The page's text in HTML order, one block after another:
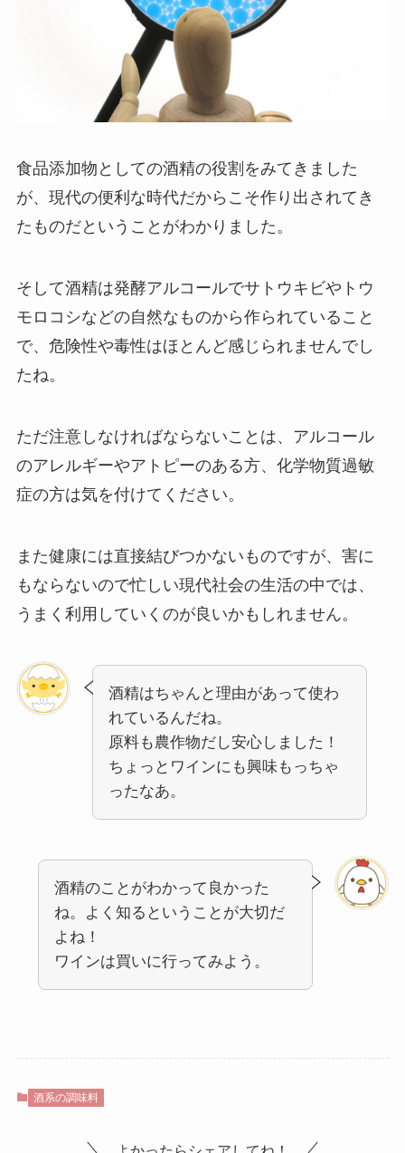
食品添加物としての酒精の役割をみてきました
が、現代の便利な時代だからこそ作り出されてき
たものだということがわかりました。
そして酒精は発酵アルコールでサトウキビやトウ
モロコシなどの自然なものから作られていること
で、危険性や毒性はほとんど感じられませんでし
たね。
ただ注意しなければならないことは、 アルコール
のアレルギーやアトピーのある方、化学物質過敏
症の方は気を付けてください。
また健康には直接結びつかないものですが、害に
もならないので忙しい現代社会の生活の中では、
うまく利用していくのが良いかもしれません。
酒精はちゃんと理由があって使わ
れているんだね。
原料も農作物だし安心しました！
ちょっとワインにも興味もっちゃ
ったなあ。
酒精のことがわかって良かった
ね。よく知るということが大切だ
よね！
ワインは買いに行ってみよう。
酒系の調味料